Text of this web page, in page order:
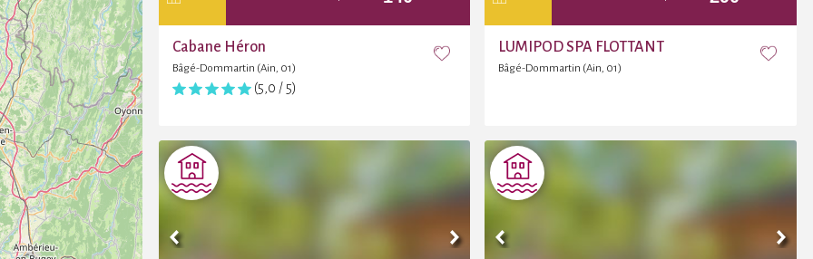
Cabane Héron
Bâgé-Dommartin (Ain, 01)
(5,0 / 5)
LUMIPOD SPA FLOTTANT
Bâgé-Dommartin (Ain, 01)